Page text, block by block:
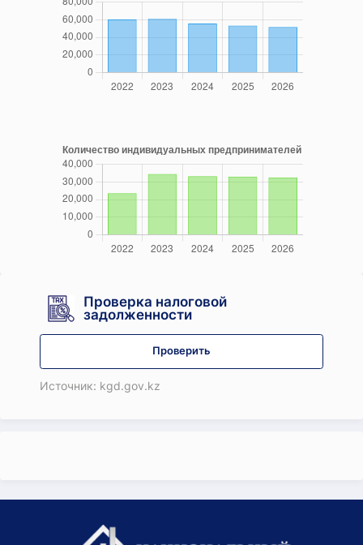
Проверка налоговой
задолженности
Проверить
Источник: kgd.gov.kz